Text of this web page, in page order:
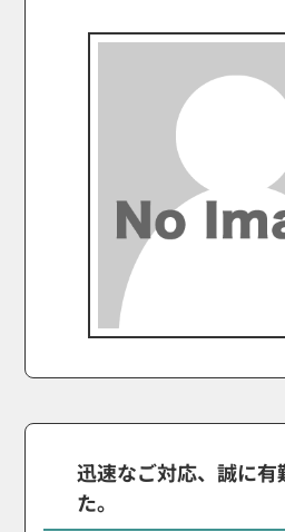
迅速なご対応、誠に有
た。